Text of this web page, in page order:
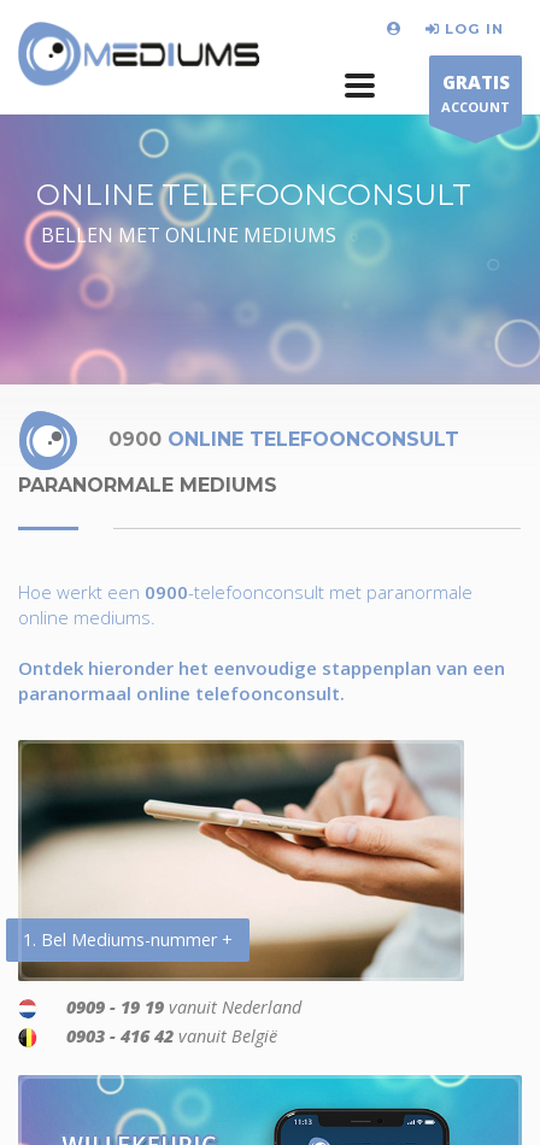
LOG IN
GRATIS
ACCOUNT
ONLINE TELEFOONCONSULT
BELLEN MET ONLINE MEDIUMS
0900 ONLINE TELEFOONCONSULT
PARANORMALE MEDIUMS
Hoe werkt een 0900-telefoonconsult met paranormale
online mediums.
Ontdek hieronder het eenvoudige stappenplan van een
paranormaal online telefoonconsult.
1. Bel Mediums-nummer +
0909 - 19 19 vanuit Nederland
0903 - 416 42 vanuit België